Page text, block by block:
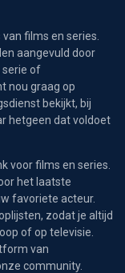
films en series.
aangevuld door
serie of
nou graag op
bekijkt, bij
hetgeen dat voldoet
voor films en series.
het laatste
favoriete acteur.
zodat je altijd
of op televisie.
van
community.